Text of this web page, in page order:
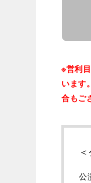
※営利
います
合もご
公